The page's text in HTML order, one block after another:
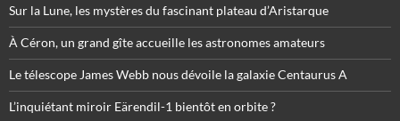
Sur la Lune, les mystères du fascinant plateau d’Aristarque
À Céron, un grand gîte accueille les astronomes amateurs
Le télescope James Webb nous dévoile la galaxie Centaurus A
L’inquiétant miroir Eärendil-1 bientôt en orbite ?